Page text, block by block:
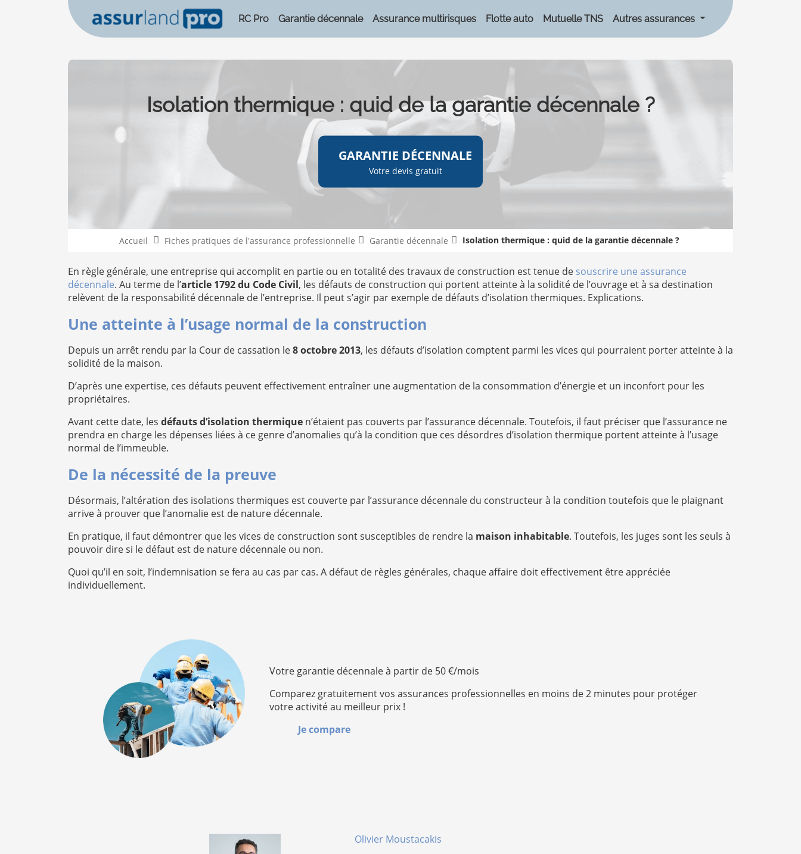
RC Pro Garantie décennale Assurance multirisques Flotte auto Mutuelle TNS Autres assurances
Isolation thermique : quid de la garantie décennale ?
GARANTIE DÉCENNALE
Votre devis gratuit
Accueil Fiches pratiques de l'assurance professionnelle Garantie décennale Isolation thermique : quid de la garantie décennale ?
En règle générale, une entreprise qui accomplit en partie ou en totalité des travaux de construction est tenue de souscrire une assurance
décennale. Au terme de l’article 1792 du Code Civil, les défauts de construction qui portent atteinte à la solidité de l’ouvrage et à sa destination
relèvent de la responsabilité décennale de l’entreprise. Il peut s’agir par exemple de défauts d’isolation thermiques. Explications.
Une atteinte à l’usage normal de la construction
Depuis un arrêt rendu par la Cour de cassation le8 octobre 2013, les défauts d’isolation comptent parmi les vices qui pourraient porter atteinte à la
solidité de la maison.
D’après une expertise, ces défauts peuvent effectivement entraîner une augmentation de la consommation d’énergie et un inconfort pour les
propriétaires.
Avant cette date, les défauts d’isolation thermique n’étaient pas couverts par l’assurance décennale. Toutefois, il faut préciser que l’assurance ne
prendra en charge les dépenses liées à ce genre d’anomalies qu’à la condition que ces désordres d’isolation thermique portent atteinte à l’usage
normal de l’immeuble.
De la nécessité de la preuve
Désormais, l’altération des isolations thermiques est couverte par l’assurance décennale du constructeur à la condition toutefois que le plaignant
arrive à prouver que l’anomalie est de nature décennale.
En pratique, il faut démontrer que les vices de construction sont susceptibles de rendre la maison inhabitable. Toutefois, les juges sont les seuls à
pouvoir dire si le défaut est de nature décennale ou non.
Quoi qu’il en soit, l’indemnisation se fera au cas par cas. A défaut de règles générales, chaque affaire doit effectivement être appréciée
individuellement.
Votre garantie décennale à partir de 50 €/mois
Comparez gratuitement vos assurances professionnelles en moins de 2 minutes pour protéger
votre activité au meilleur prix !
Je compare
Olivier Moustacakis